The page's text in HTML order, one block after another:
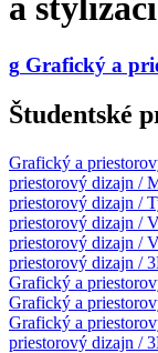
a
g Grafický a
Študentské
Grafický a
priestorový dizajn /
priestorový dizajn /
priestorový dizajn /
priestorový dizajn /
priestorový dizajn /
Grafický a
Grafický a
Grafický a
priestorový dizajn /